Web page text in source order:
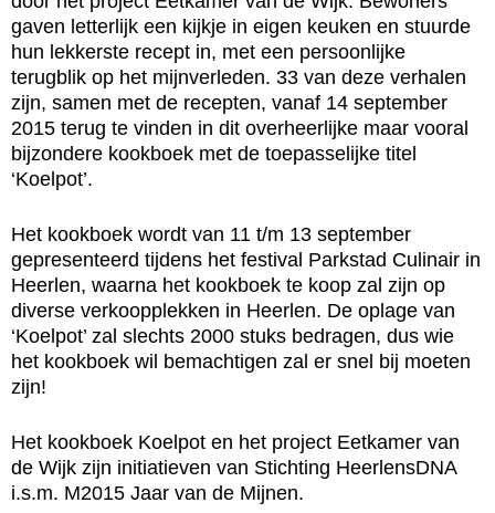
gaven letterlijk een kijkje in eigen keuken en stuurde
hun lekkerste recept in, met een persoonlijke
terugblik op het mijnverleden. 33 van deze verhalen
zijn, samen met de recepten, vanaf 14 september
2015 terug te vinden in dit overheerlijke maar vooral
bijzondere kookboek met de toepasselijke titel
‘Koelpot’.
Het kookboek wordt van 11 t/m 13 september
gepresenteerd tijdens het festival Parkstad Culinair in
Heerlen, waarna het kookboek te koop zal zijn op
diverse verkoopplekken in Heerlen. De oplage van
‘Koelpot’ zal slechts 2000 stuks bedragen, dus wie
het kookboek wil bemachtigen zal er snel bij moeten
zijn!
Het kookboek Koelpot en het project Eetkamer van
de Wijk zijn initiatieven van Stichting HeerlensDNA
i.s.m. M2015 Jaar van de Mijnen.